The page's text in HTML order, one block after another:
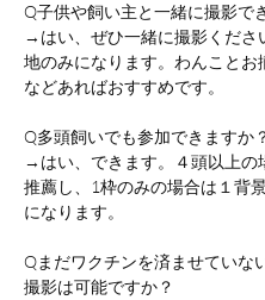
Q子供や飼い主と一緒に撮影で
→はい、ぜひ一緒に撮影くださ
地のみになります。わんことお
などあればおすすめです。
Q多頭飼いでも参加できますか
→はい、できます。４頭以上の
推薦し、1枠のみの場合は１背
になります。
Qまだワクチンを済ませていな
撮影は可能ですか？